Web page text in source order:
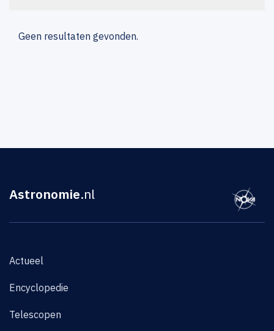
Geen resultaten gevonden.
Astronomie.nl
Actueel
Encyclopedie
Telescopen